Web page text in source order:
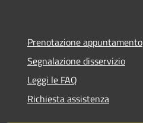
Prenotazione appuntamento
Segnalazione disservizio
Leggi le FAQ
Richiesta assistenza